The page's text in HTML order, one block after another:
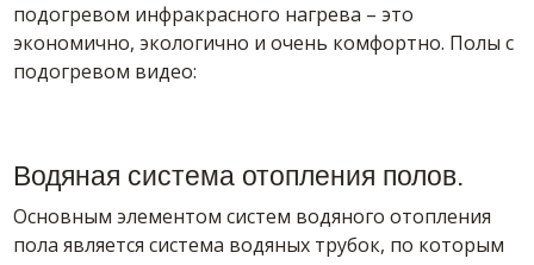
подогревом инфракрасного нагрева – это
экономично, экологично и очень комфортно. Полы с
подогревом видео:
Водяная система отопления полов.
Основным элементом систем водяного отопления
пола является система водяных трубок, по которым